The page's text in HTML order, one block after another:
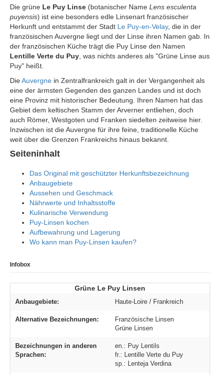
Die grüne Le Puy Linse (botanischer Name Lens esculenta
puyensis) ist eine besonders edle Linsenart französischer
Herkunft und entstammt der Stadt Le Puy-en-Velay, die in der
französischen Auvergne liegt und der Linse ihren Namen gab. In
der französischen Küche trägt die Puy Linse den Namen
Lentille Verte du Puy, was nichts anderes als "Grüne Linse aus
Puy" heißt.
DieAuvergne in Zentralfrankreich galt in der Vergangenheit als
eine der ärmsten Gegenden des ganzen Landes und ist doch
eine Provinz mit historischer Bedeutung. Ihren Namen hat das
Gebiet dem keltischen Stamm der Arverner entliehen, doch
auch Römer, Westgoten und Franken siedelten zeitweise hier.
Inzwischen ist die Auvergne für ihre feine, traditionelle Küche
weit über die Grenzen Frankreichs hinaus bekannt.
Seiteninhalt
Das Original mit geschützter Herkunftsbezeichnung
Anbaugebiete
Aussehen und Geschmack
Nährwerte und Inhaltsstoffe
Kulinarische Verwendung
Puy-Linsen kochen
Aufbewahrung und Lagerung
Wo kann man Puy-Linsen kaufen?
Infobox
Grüne Le Puy Linsen
Anbaugebiete: Haute-Loire / Frankreich
Alternative Bezeichnungen:
Französische Linsen
Grüne Linsen
Bezeichnungen in anderen
Sprachen:
en.: Puy Lentils
fr.: Lentille Verte du Puy
sp.: Lenteja Verdina